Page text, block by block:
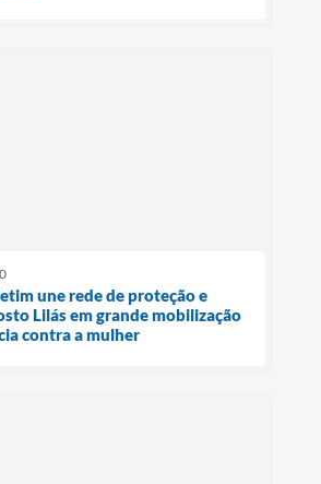
une rede de proteção e
Lilás em grande mobilização
contra a mulher